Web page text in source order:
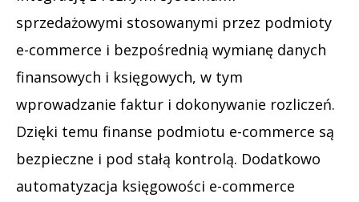
sprzedażowymi stosowanymi przez podmioty
e-commerce i bezpośrednią wymianę danych
finansowych i księgowych, w tym
wprowadzanie faktur i dokonywanie rozliczeń.
Dzięki temu finanse podmiotu e-commerce są
bezpieczne i pod stałą kontrolą. Dodatkowo
automatyzacja księgowości e-commerce